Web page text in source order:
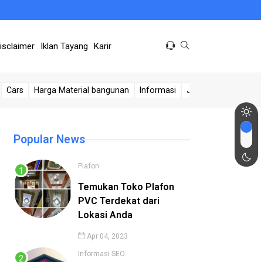
Iklan Tayang Karir
Cars Harga Material bangunan Informasi Jasa Sumur
Popular News
Plafon
Temukan Toko Plafon
PVC Terdekat dari
Lokasi Anda
Apr 04, 2023
Informasi SEO